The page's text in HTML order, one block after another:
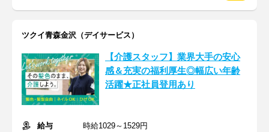
ツクイ青森金沢（デイサービス）
【介護スタッフ】業界大手の安心
感＆充実の福利厚生◎幅広い年齢
活躍★正社員登用あり
給与
時給1029～1529円